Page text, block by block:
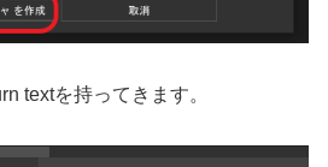
textを持ってきます。